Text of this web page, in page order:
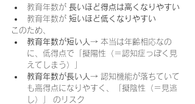
教育年数が 長いほど得点は高くなりやすい
教育年数が 短いほど低くなりやすい
このため、
教育年数が短い人 → 本当は年齢相応なの
に、低得点で「擬陽性（＝認知症っぽく見
えてしまう）」
教育年数が長い人 → 認知機能が落ちていて
も高得点になりやすく、「擬陰性（＝見逃
し）」 のリスク